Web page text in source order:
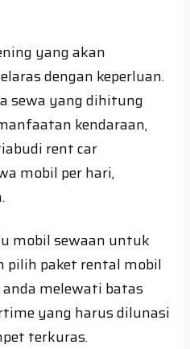
yang akan
dengan keperluan.
sewa yang dihitung
kendaraan,
rent car
mobil per hari,
mobil sewaan untuk
paket rental mobil
anda melewati batas
yang harus dilunasi
terkuras.